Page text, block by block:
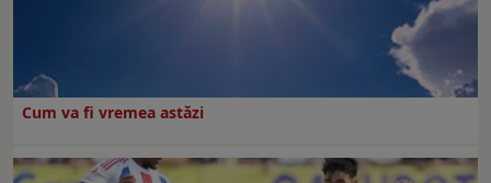
Cum va fi vremea astăzi